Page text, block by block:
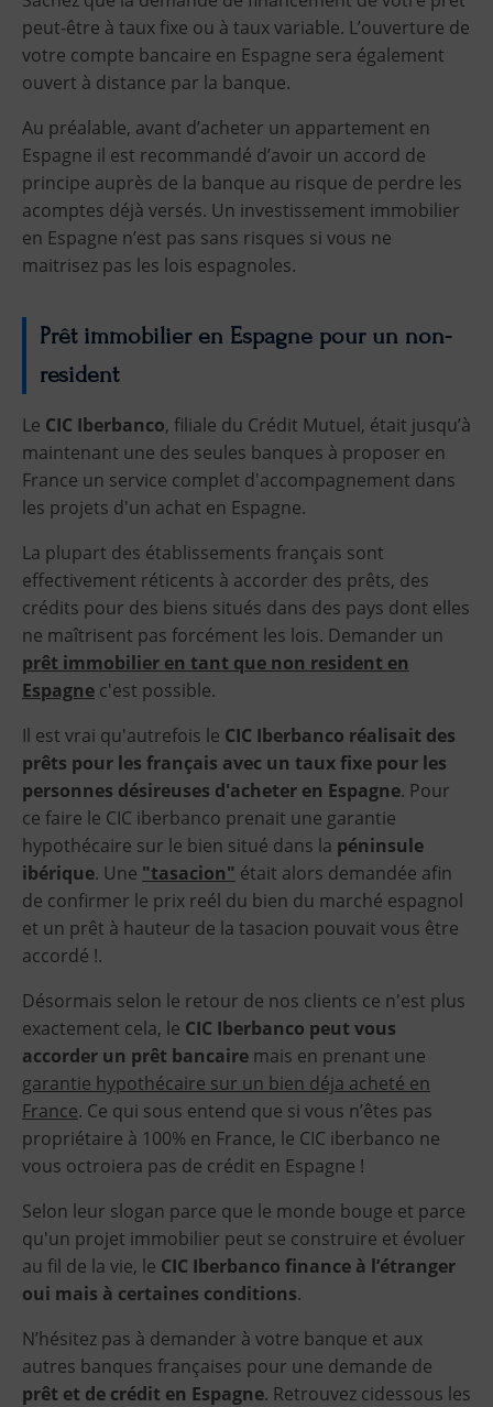
peut-être à taux fixe ou à taux variable. L’ouverture de
votre compte bancaire en Espagne sera également
ouvert à distance par la banque.
Au préalable, avant d’acheter un appartement en
Espagne il est recommandé d’avoir un accord de
principe auprès de la banque au risque de perdre les
acomptes déjà versés. Un investissement immobilier
en Espagne n’est pas sans risques si vous ne
maitrisez pas les lois espagnoles.
Prêt immobilier en Espagne pour un non-
resident
Le CIC Iberbanco, filiale du Crédit Mutuel, était jusqu’à
maintenant une des seules banques à proposer en
France un service complet d'accompagnement dans
les projets d'un achat en Espagne.
La plupart des établissements français sont
effectivement réticents à accorder des prêts, des
crédits pour des biens situés dans des pays dont elles
ne maîtrisent pas forcément les lois. Demander un
prêt immobilier en tant que non resident en
Espagne c'est possible.
Il est vrai qu'autrefois le CIC Iberbanco réalisait des
prêts pour les français avec un taux fixe pour les
personnes désireuses d'acheter en Espagne. Pour
ce faire le CIC iberbanco prenait une garantie
hypothécaire sur le bien situé dans la péninsule
ibérique. Une "tasacion" était alors demandée afin
de confirmer le prix reél du bien du marché espagnol
et un prêt à hauteur de la tasacion pouvait vous être
accordé !.
Désormais selon le retour de nos clients ce n'est plus
exactement cela, le CIC Iberbanco peut vous
accorder un prêt bancaire mais en prenant une
garantie hypothécaire sur un bien déja acheté en
France. Ce qui sous entend que si vous n’êtes pas
propriétaire à 100% en France, le CIC iberbanco ne
vous octroiera pas de crédit en Espagne !
Selon leur slogan parce que le monde bouge et parce
qu'un projet immobilier peut se construire et évoluer
au fil de la vie, le CIC Iberbanco finance à l’étranger
oui mais à certaines conditions.
N’hésitez pas à demander à votre banque et aux
autres banques françaises pour une demande de
prêt et de crédit en Espagne. Retrouvez cidessous les